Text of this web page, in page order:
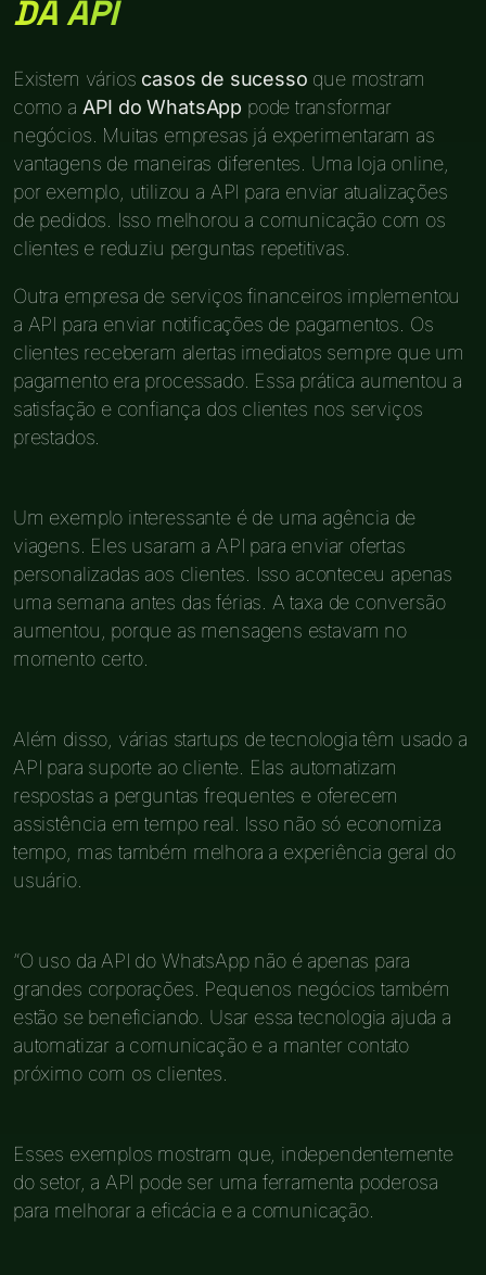
DA API
Existem vários casos de sucesso que mostram
como a API do WhatsApp pode transformar
negócios. Muitas empresas já experimentaram as
vantagens de maneiras diferentes. Uma loja online,
por exemplo, utilizou a API para enviar atualizações
de pedidos. Isso melhorou a comunicação com os
clientes e reduziu perguntas repetitivas.
Outra empresa de serviços financeiros implementou
a API para enviar notificações de pagamentos. Os
clientes receberam alertas imediatos sempre que um
pagamento era processado. Essa prática aumentou a
satisfação e confiança dos clientes nos serviços
prestados.
Um exemplo interessante é de uma agência de
viagens. Eles usaram a API para enviar ofertas
personalizadas aos clientes. Isso aconteceu apenas
uma semana antes das férias. A taxa de conversão
aumentou, porque as mensagens estavam no
momento certo.
Além disso, várias startups de tecnologia têm usado a
API para suporte ao cliente. Elas automatizam
respostas a perguntas frequentes e oferecem
assistência em tempo real. Isso não só economiza
tempo, mas também melhora a experiência geral do
usuário.
“O uso da API do WhatsApp não é apenas para
grandes corporações. Pequenos negócios também
estão se beneficiando. Usar essa tecnologia ajuda a
automatizar a comunicação e a manter contato
próximo com os clientes.
Esses exemplos mostram que, independentemente
do setor, a API pode ser uma ferramenta poderosa
para melhorar a eficácia e a comunicação.